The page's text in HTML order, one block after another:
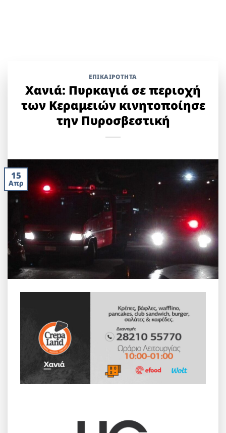
ΕΠΙΚΑΙΡΟΤΗΤΑ
Χανιά: Πυρκαγιά σε περιοχή
των Κεραμειών κινητοποίησε
την Πυροσβεστική
15
Απρ